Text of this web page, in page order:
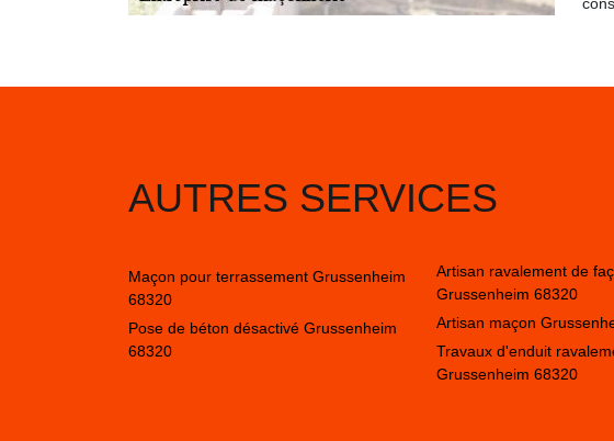
AUTRES SERVICES
Maçon pour terrassement Grussenheim
68320
Pose de béton désactivé Grussenheim
68320
Artisan ravalement de
Grussenheim 68320
Artisan maçon
Travaux d'enduit
Grussenheim 68320